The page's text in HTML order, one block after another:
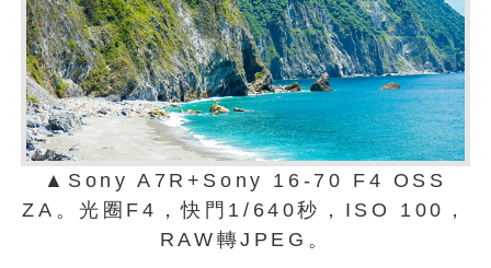
▲Sony A7R+Sony 16-70 F4 OSS
ZA。光圈F4，快門1/640秒，ISO 100，
RAW轉JPEG。